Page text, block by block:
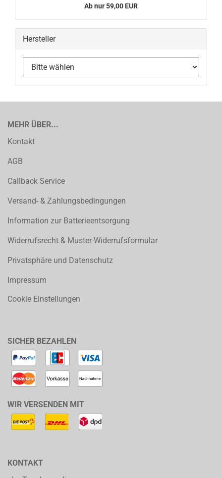
Ab nur 59,00 EUR
Hersteller
MEHR ÜBER...
Kontakt
AGB
Callback Service
Versand- & Zahlungsbedingungen
Information zur Batterieentsorgung
Widerrufsrecht & Muster-Widerrufsformular
Privatsphäre und Datenschutz
Impressum
Cookie Einstellungen
SICHER BEZAHLEN
WIR VERSENDEN MIT
KONTAKT